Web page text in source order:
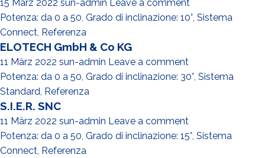
15 März 2022 sun-admin Leave a comment
Potenza: da 0 a 50, Grado di inclinazione: 10°, Sistema
Connect, Referenza
ELOTECH GmbH & Co KG
11 März 2022 sun-admin Leave a comment
Potenza: da 0 a 50, Grado di inclinazione: 30°, Sistema
Standard, Referenza
S.I.E.R. SNC
11 März 2022 sun-admin Leave a comment
Potenza: da 0 a 50, Grado di inclinazione: 15°, Sistema
Connect, Referenza